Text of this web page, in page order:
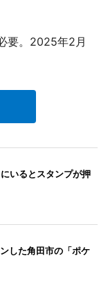
要。2025年2月
いるとスタンプが押
した角田市の「ポケ